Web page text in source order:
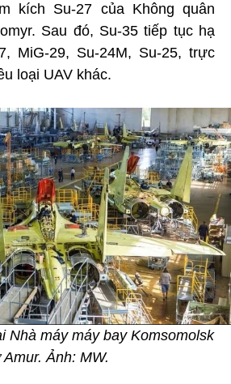
kích Su-27 của Không quân
Sau đó, Su-35 tiếp tục hạ
MiG-29, Su-24M, Su-25, trực
loại UAV khác.
Nhà máy máy bay Komsomolsk
Amur. Ảnh: MW.